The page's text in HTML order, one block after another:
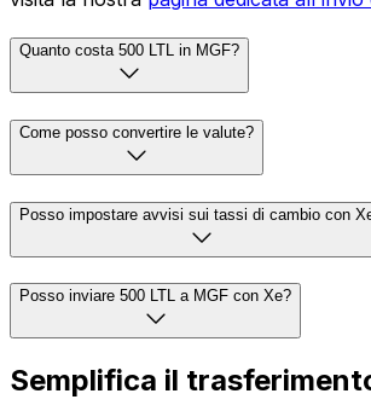
Quanto costa 500 LTL in MGF?
Come posso convertire le valute?
Posso impostare avvisi sui tassi di cambio con
Posso inviare 500 LTL a MGF con Xe?
Semplifica il